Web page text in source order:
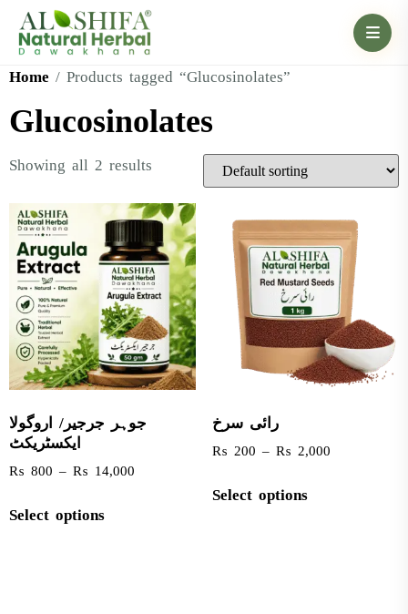
Home / Products tagged “Glucosinolates”
Glucosinolates
Showing all 2 results
جوہر جرجیر/ اروگولا
ایکسٹریکٹ
₨ 800 – ₨ 14,000
Select options
رائی سرخ
₨ 200 – ₨ 2,000
Select options